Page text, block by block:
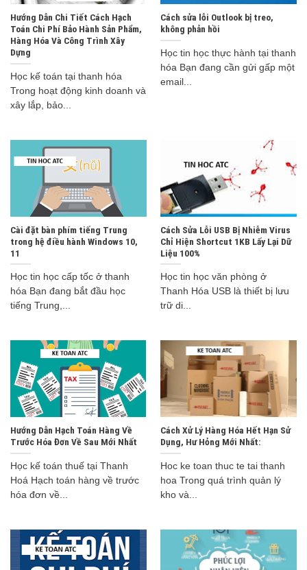
Hướng Dẫn Chi Tiết Cách Hạch
Toán Chi Phí Bảo Hành Sản Phẩm,
Hàng Hóa Và Công Trình Xây
Dựng
Học kế toán tại thanh hóa
Trong hoạt động kinh doanh và
xây lắp, bảo...
Cách sửa lỗi Outlook bị treo,
không phản hồi
Học tin học thực hành tại thanh
hóa Bạn đang cần gửi gấp một
email...
Cài đặt bàn phím tiếng Trung
trong hệ điều hành Windows 10,
11
Học tin học cấp tốc ở thanh
hóa Bạn đang bắt đầu học
tiếng Trung,...
Cách Sửa Lỗi USB Bị Nhiễm Virus
Chỉ Hiện Shortcut 1KB Lấy Lại Dữ
Liệu 100%
Học tin học văn phòng ở
Thanh Hóa USB là thiết bị lưu
trữ di...
Hướng Dẫn Hạch Toán Hàng Về
Trước Hóa Đơn Về Sau Mới Nhất
Học kế toán thuế tại Thanh
Hoá Hạch toán hàng về trước
hóa đơn về...
Cách Xử Lý Hàng Hóa Hết Hạn Sử
Dụng, Hư Hỏng Mới Nhất:
Hoc ke toan thuc te tai thanh
hoa Trong quá trình quản lý
kho và...